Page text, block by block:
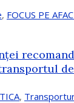
, FOCUS PE
de
,